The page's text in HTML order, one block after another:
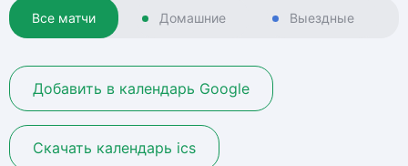
Все матчи Домашние Выездные
Добавить в календарь Google
Скачать календарь ics